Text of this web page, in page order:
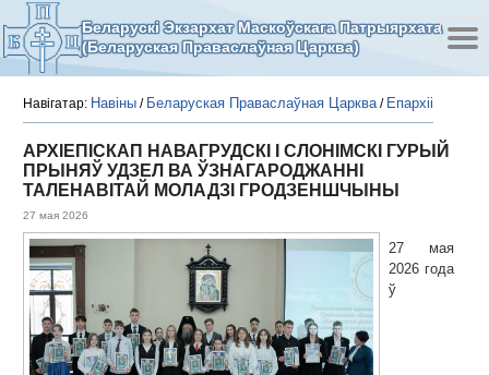
Беларускі Экзархат Маскоўскага Патрыярхата
(Беларуская Праваслаўная Царква)
Навігатар: Навіны / Беларуская Праваслаўная Царква/ Епархіі
АРХІЕПІСКАП НАВАГРУДСКІ І СЛОНІМСКІ ГУРЫЙ
ПРЫНЯЎ УДЗЕЛ ВА ЎЗНАГАРОДЖАННІ
ТАЛЕНАВІТАЙ МОЛАДЗІ ГРОДЗЕНШЧЫНЫ
27 мая 2026
27 мая
2026 года
ў